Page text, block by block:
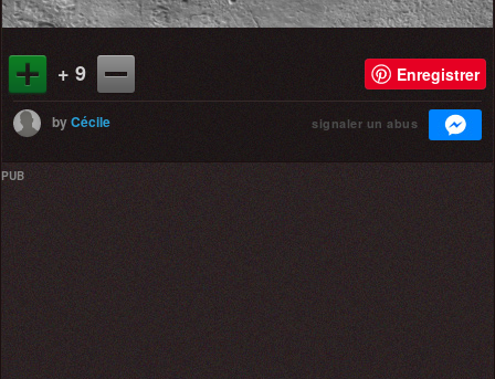
+ 9 Enregistrer
byCécile signaler un abus
PUB